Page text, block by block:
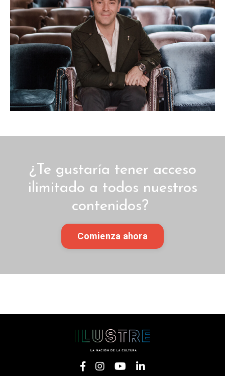
¿Te gustaría tener acceso
ilimitado a todos nuestros
contenidos?
Comienza ahora